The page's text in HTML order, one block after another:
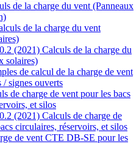
de la charge du vent (Panneaux
de la charge du vent
(2021) Calculs de la charge du
solaires)
de calcul de la charge de vent
/ signes ouverts
de charge de vent pour les bacs
et silos
(2021) Calculs de charge de
circulaires, réservoirs, et silos
de vent CTE DB-SE pour les